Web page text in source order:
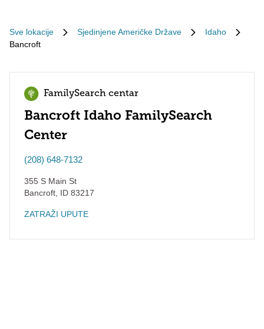
Sve lokacije Sjedinjene Američke Države
Idaho
Bancroft
FamilySearch centar
Bancroft Idaho FamilySearch
Center
(208) 648-7132
355 S Main St
Bancroft ID 83217
ZATRAŽI UPUTE